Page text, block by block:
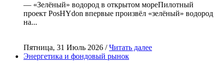
— «Зелёный» водород в открытом мореПилотный
проект PosHYdon впервые произвёл «зелёный» водород
на...
Пятница, 31 Июль 2026 /Читать далее
Энергетика и фондовый рынок